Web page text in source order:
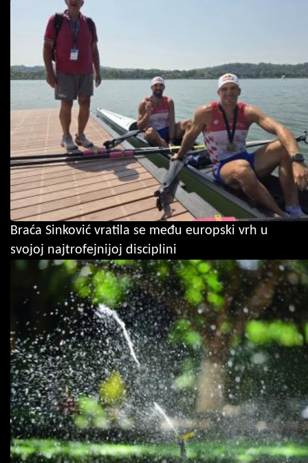
Braća Sinković vratila se među europski vrh u
svojoj najtrofejnijoj disciplini